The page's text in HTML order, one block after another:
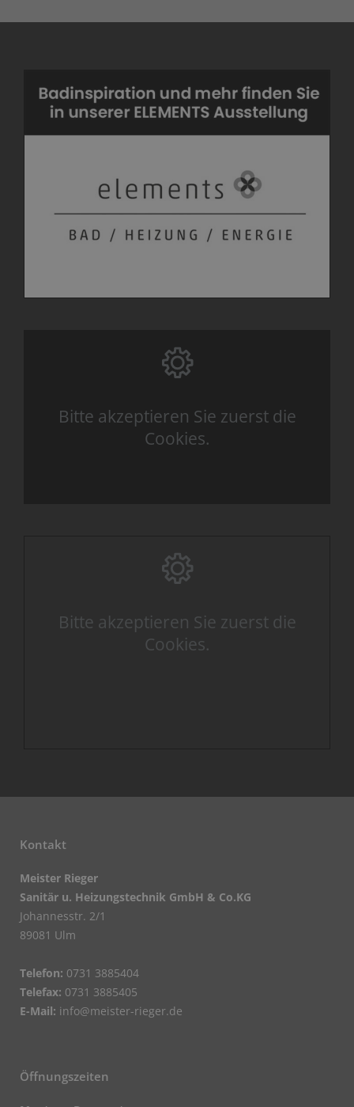
Bitte akzeptieren Sie zuerst die
Cookies.
Bitte akzeptieren Sie zuerst die
Cookies.
Kontakt
Meister Rieger
Sanitär u. Heizungstechnik GmbH & Co.KG
Johannesstr. 2/1
89081 Ulm
Telefon: 0731 3885404
Telefax: 0731 3885405
E-Mail: info@meister-rieger.de
Öffnungszeiten